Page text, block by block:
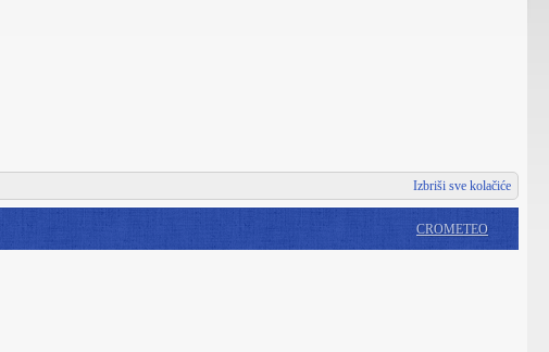
Izbriši sve kolačiće
CROMETEO